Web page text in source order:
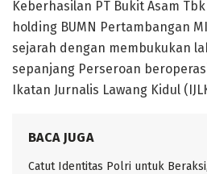
Keberhasilan PT Bukit Asam
holding BUMN Pertambangan
sejarah dengan membukukan
sepanjang Perseroan
Ikatan Jurnalis Lawang Kidul
BACA JUGA
Catut Identitas Polri untuk